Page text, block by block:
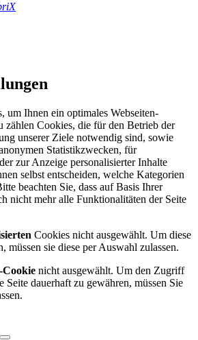
um Ihnen ein optimales Webseiten-
zählen Cookies, die für den Betrieb der
unserer Ziele notwendig sind, sowie
Statistikzwecken, für
zur Anzeige personalisierter Inhalte
selbst entscheiden, welche Kategorien
beachten Sie, dass auf Basis Ihrer
nicht mehr alle Funktionalitäten der Seite
Cookies nicht ausgewählt. Um diese
müssen sie diese per Auswahl zulassen.
nicht ausgewählt. Um den Zugriff
Seite dauerhaft zu gewähren, müssen Sie